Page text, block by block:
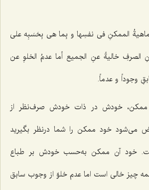
الممکنِ فی نفسِها و بِما هی بِحَسَبِه على
الصرفِ خالیةً عنِ الجمیع أما عدمُ الخلوِ عن
وجوداً و عدماً.
ممکن، خودش در ذات خودش صرف‌نظر از
می‌شود خود ممکن را شما درنظر بگیرید
خود آن ممکن به‌حسب خودش بر طباع
چیز خالی است اما عدم خلوّ از وجوب سابق